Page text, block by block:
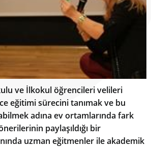
ve İlkokul öğrencileri velileri
eğitimi sürecini tanımak ve bu
adına ev ortamlarında fark
paylaşıldığı bir
uzman eğitmenler ile akademik